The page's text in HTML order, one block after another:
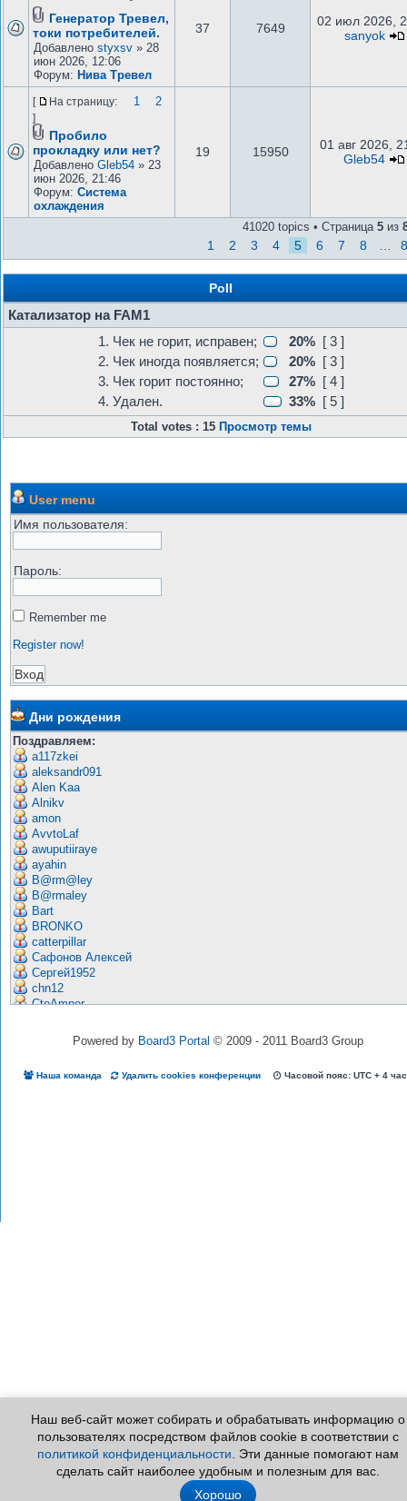
Генератор Тревел,
токи потребителей.
Добавлено styxsv » 28
июн 2026, 12:06
Форум: Нива Тревел
37 7649
02 июл 2026,
sanyok
[ На страницу: 1 2
]
Пробило
прокладку или нет?
Добавлено Gleb54 » 23
июн 2026, 21:46
Форум: Система
охлаждения
19 15950
01 авг 2026,
Gleb54
41020 topics • Страница 5 из
1 2 3 4 5 6 7 8
Poll
Катализатор на FAM1
1. Чек не горит, исправен;
20% [ 3 ]
2. Чек иногда появляется;
20% [ 3 ]
3. Чек горит постоянно;
27% [ 4 ]
4. Удален.
33% [ 5 ]
Total votes : 15 Просмотр темы
User menu
Имя пользователя:
Пароль:
Remember me
Register now!
Дни рождения
Поздравляем:
a117zkei
aleksandr091
Alen Kaa
Alnikv
amon
AvvtoLaf
awuputiiraye
ayahin
B@rm@ley
B@rmaley
Bart
BRONKO
catterpillar
Сафонов Алексей
Сергей1952
chn12
CtoAmper
Ded Viktor
DigitalBoy
MixBTC
Neber
nisedykh
Odinokii
omich
Powered by Board3 Portal © 2009 - 2011 Board3 Group
Наша команда Удалить cookies конференции Часовой пояс: UTC + 4
Наш веб-сайт может собирать и обрабатывать информацию о
пользователях посредством файлов cookie в соответствии с
политикой конфиденциальности . Эти данные помогают нам
сделать сайт наиболее удобным и полезным для вас.
Хорошо